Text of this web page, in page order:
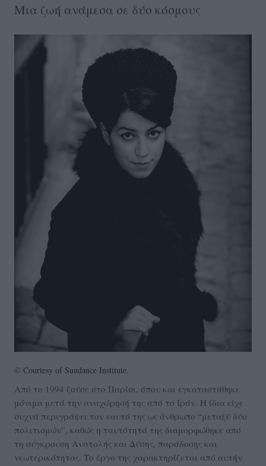
Μια ζωή ανάμεσα σε δύο κόσμους
© Courtesy of Sundance Institute.
Από το 1994 ζούσε στο Παρίσι, όπου και εγκαταστάθηκε
μόνιμα μετά την αναχώρησή της από το Ιράν. Η ίδια είχε
συχνά περιγράψει τον εαυτό της ως άνθρωπο “μεταξύ δύο
πολιτισμών”, καθώς η ταυτότητά της διαμορφώθηκε από
τη σύγκρουση Ανατολής και Δύσης, παράδοσης και
νεωτερικότητας. Το έργο της χαρακτηρίζεται από αυτήν